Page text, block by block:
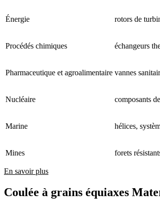
Énergie rotors de
Procédés chimiques échangeurs
Pharmaceutique et agroalimentaire vannes
Nucléaire composants
Marine hélices,
Mines forets
En savoir plus
Coulée à grains équiaxes